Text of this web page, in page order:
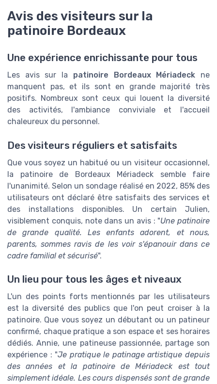
Avis des visiteurs sur la
patinoire Bordeaux
Une expérience enrichissante pour tous
Les avis sur la patinoire Bordeaux Mériadeck ne
manquent pas, et ils sont en grande majorité très
positifs. Nombreux sont ceux qui louent la diversité
des activités, l'ambiance conviviale et l'accueil
chaleureux du personnel.
Des visiteurs réguliers et satisfaits
Que vous soyez un habitué ou un visiteur occasionnel,
la patinoire de Bordeaux Mériadeck semble faire
l'unanimité. Selon un sondage réalisé en 2022, 85% des
utilisateurs ont déclaré être satisfaits des services et
des installations disponibles. Un certain Julien,
visiblement conquis, note dans un avis : "Une patinoire
de grande qualité. Les enfants adorent, et nous,
parents, sommes ravis de les voir s'épanouir dans ce
cadre familial et sécurisé".
Un lieu pour tous les âges et niveaux
L'un des points forts mentionnés par les utilisateurs
est la diversité des publics que l'on peut croiser à la
patinoire. Que vous soyez un débutant ou un patineur
confirmé, chaque pratique a son espace et ses horaires
dédiés. Annie, une patineuse passionnée, partage son
expérience : "Je pratique le patinage artistique depuis
des années et la patinoire de Mériadeck est tout
simplement idéale. Les cours dispensés sont de grande